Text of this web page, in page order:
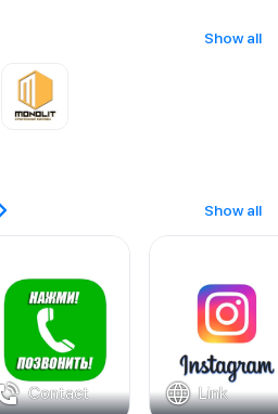
Show all
Show all
Contact Link